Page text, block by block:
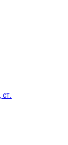
ст.